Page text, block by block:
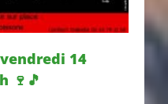
14
🍷🎵